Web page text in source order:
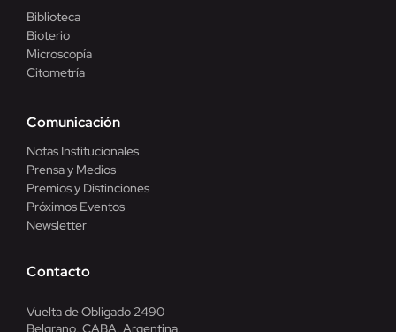
Biblioteca
Bioterio
Microscopía
Citometría
Comunicación
Notas Institucionales
Prensa y Medios
Premios y Distinciones
Próximos Eventos
Newsletter
Contacto
Vuelta de Obligado 2490
Belgrano, CABA, Argentina.